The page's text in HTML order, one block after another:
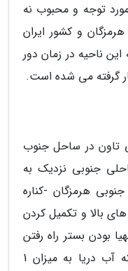
توجه و محبوب نه
و کشور ایران
ناحیه در زمان دور
گرفته می شده است.
تاون در ساحل جنوب
جنوبی نزدیک به
هرمزگان -کناره
بالا و تکمیل کردن
بودن بستر راه رفتن
بر روی آب را اضافه کنیم؛ زمانی که آب دریا به میزان 1